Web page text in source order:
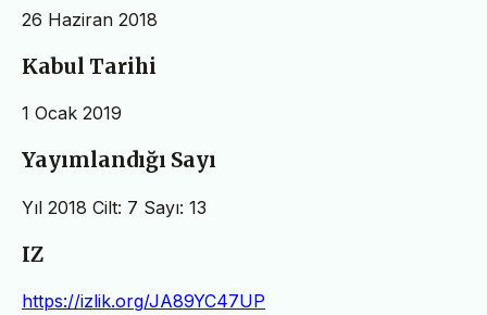
26 Haziran 2018
Kabul Tarihi
1 Ocak 2019
Yayımlandığı Sayı
Yıl 2018 Cilt: 7 Sayı: 13
IZ
https://izlik.org/JA89YC47UP